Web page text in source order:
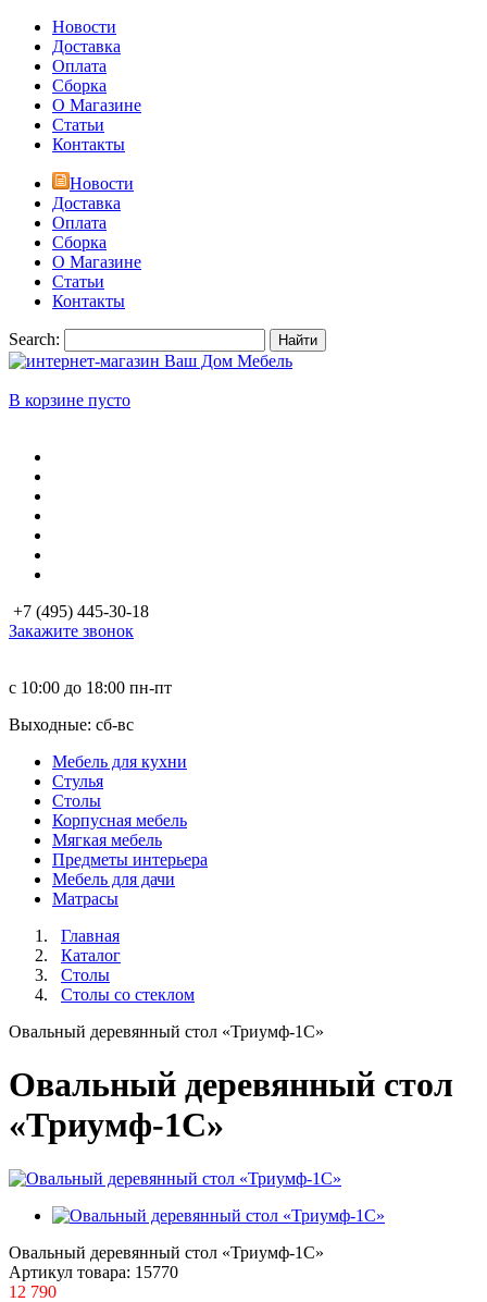
Новости
Доставка
Оплата
Сборка
О Магазине
Статьи
Контакты
Новости
Доставка
Оплата
Сборка
О Магазине
Статьи
Контакты
Search: Найти
В корзине пусто
+7 (495) 445-30-18
Закажите звонок
с 10:00 до 18:00 пн-пт
Выходные: сб-вc
Мебель для кухни
Стулья
Столы
Корпусная мебель
Мягкая мебель
Предметы интерьера
Мебель для дачи
Матраcы
Главная
Каталог
Столы
Столы со стеклом
Овальный деревянный стол «Триумф-1C»
Овальный деревянный стол
«Триумф-1C»
Овальный деревянный стол «Триумф-1C»
Артикул товара: 15770
12 790